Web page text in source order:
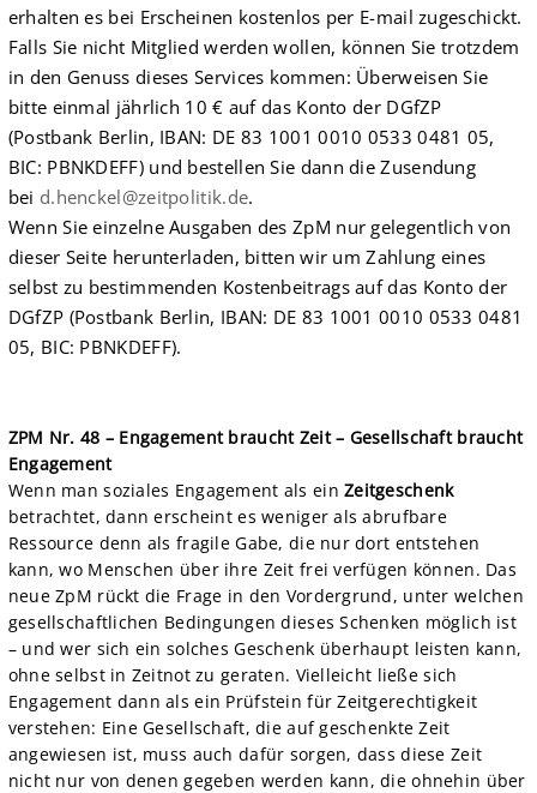
erhalten es bei Erscheinen kostenlos per E-mail zugeschickt.
Falls Sie nicht Mitglied werden wollen, können Sie trotzdem
in den Genuss dieses Services kommen: Überweisen Sie
bitte einmal jährlich 10 € auf das Konto der DGfZP
(Postbank Berlin, IBAN: DE 83 1001 0010 0533 0481 05,
BIC: PBNKDEFF) und bestellen Sie dann die Zusendung
bei d.henckel@zeitpolitik.de.
Wenn Sie einzelne Ausgaben des ZpM nur gelegentlich von
dieser Seite herunterladen, bitten wir um Zahlung eines
selbst zu bestimmenden Kostenbeitrags auf das Konto der
DGfZP (Postbank Berlin, IBAN: DE 83 1001 0010 0533 0481
05, BIC: PBNKDEFF).
ZPM Nr. 48 – Engagement braucht Zeit – Gesellschaft braucht
Engagement
Wenn man soziales Engagement als einZeitgeschenk
betrachtet, dann erscheint es weniger als abrufbare
Ressource denn als fragile Gabe, die nur dort entstehen
kann, wo Menschen über ihre Zeit frei verfügen können. Das
neue ZpM rückt die Frage in den Vordergrund, unter welchen
gesellschaftlichen Bedingungen dieses Schenken möglich ist
– und wer sich ein solches Geschenk überhaupt leisten kann,
ohne selbst in Zeitnot zu geraten. Vielleicht ließe sich
Engagement dann als ein Prüfstein für Zeitgerechtigkeit
verstehen: Eine Gesellschaft, die auf geschenkte Zeit
angewiesen ist, muss auch dafür sorgen, dass diese Zeit
nicht nur von denen gegeben werden kann, die ohnehin über